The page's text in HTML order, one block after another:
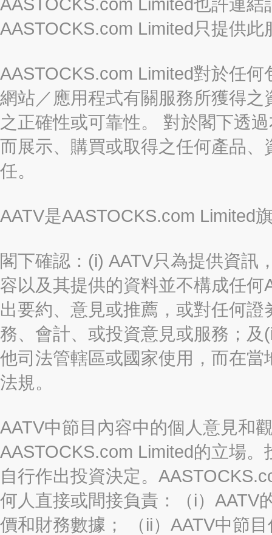
AASTOCKS.com Limited只提供
AASTOCKS.com Limited對於任
網站／應用程式有關服務所獲得
之正確性或可靠性。 對於閣下透
而展示、購買或取得之任何產品
任。
AATV是AASTOCKS.com Limited
閣下確認：(i) AATV只為提供資訊
容以及其提供的資料並不構成任
出要約、意見或推薦，或對任何
務、會計、或投資意見或服務；
他司法管轄區或國家使用，而在
法規。
AATV中節目內容中的個人意見和
AASTOCKS.com Limited的立場
自行作出投資決定。
何人直接或間接負責：（i）AATV
價和財務數據； （ii）AATV中節